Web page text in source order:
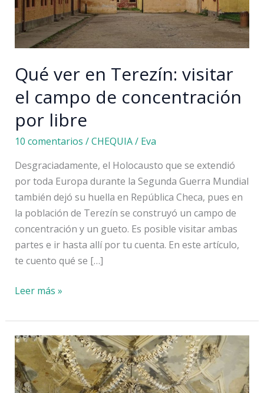
Qué ver en Terezín: visitar
el campo de concentración
por libre
10 comentarios /CHEQUIA/ Eva
Desgraciadamente, el Holocausto que se extendió
por toda Europa durante la Segunda Guerra Mundial
también dejó su huella en República Checa, pues en
la población de Terezín se construyó un campo de
concentración y un gueto. Es posible visitar ambas
partes e ir hasta allí por tu cuenta. En este artículo,
te cuento qué se […]
Qué
en
Terezín:
visitar
el
campo
Leer más »